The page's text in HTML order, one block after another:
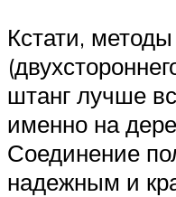
Кстати,
штанг лучше
именно на
Соединение
надежным и